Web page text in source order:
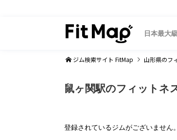
日本最大
ジム検索サイト FitMap 山形県のフ
鼠ヶ関駅のフィットネ
登録されているジムがございません